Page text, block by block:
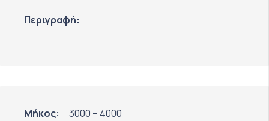
Περιγραφή:
Μήκος:
3000 – 4000